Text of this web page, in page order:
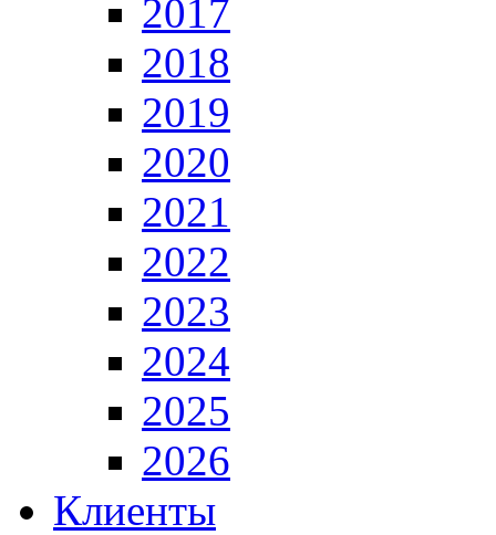
2017
2018
2019
2020
2021
2022
2023
2024
2025
2026
Клиенты